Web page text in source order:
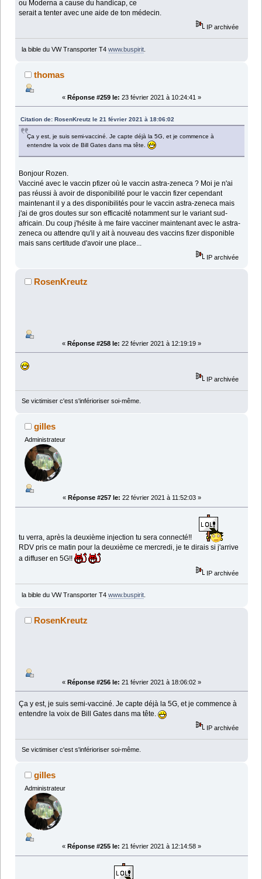
ou Moderna a cause du handicap, ce
serait a tenter avec une aide de ton médecin.
IP archivée
la bible du VW Transporter T4 www.buspirit.
thomas
« Réponse #259 le: 23 février 2021 à 10:24:41 »
Citation de: RosenKreutz le 21 février 2021 à 18:06:02
Ça y est, je suis semi-vacciné. Je capte déjà la 5G, et je commence à
entendre la voix de Bill Gates dans ma tête.
Bonjour Rozen.
Vacciné avec le vaccin pfizer où le vaccin astra-zeneca ? Moi je n'ai
pas réussi à avoir de disponibilité pour le vaccin fizer cependant
maintenant il y a des disponibilités pour le vaccin astra-zeneca mais
j'ai de gros doutes sur son efficacité notamment sur le variant sud-
africain. Du coup j'hésite à me faire vacciner maintenant avec le astra-
zeneca ou attendre qu'il y ait à nouveau des vaccins fizer disponible
mais sans certitude d'avoir une place...
IP archivée
RosenKreutz
« Réponse #258 le: 22 février 2021 à 12:19:19 »
IP archivée
Se victimiser c'est s'inférioriser soi-même.
gilles
Administrateur
« Réponse #257 le: 22 février 2021 à 11:52:03 »
tu verra, après la deuxième injection tu sera connecté!!
RDV pris ce matin pour la deuxième ce mercredi, je te dirais si j'arrive
a diffuser en 5G!!
IP archivée
la bible du VW Transporter T4 www.buspirit.
RosenKreutz
« Réponse #256 le: 21 février 2021 à 18:06:02 »
Ça y est, je suis semi-vacciné. Je capte déjà la 5G, et je commence à
entendre la voix de Bill Gates dans ma tête.
IP archivée
Se victimiser c'est s'inférioriser soi-même.
gilles
Administrateur
« Réponse #255 le: 21 février 2021 à 12:14:58 »